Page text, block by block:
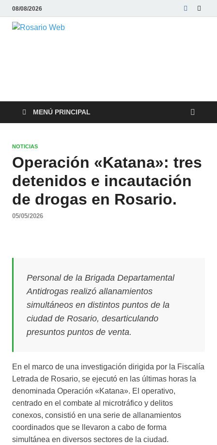
08/08/2026
MENÚ PRINCIPAL
NOTICIAS
Operación «Katana»: tres
detenidos e incautación
de drogas en Rosario.
05/05/2026
Personal de la Brigada Departamental
Antidrogas realizó allanamientos
simultáneos en distintos puntos de la
ciudad de Rosario, desarticulando
presuntos puntos de venta.
En el marco de una investigación dirigida por la Fiscalía
Letrada de Rosario, se ejecutó en las últimas horas la
denominada Operación «Katana». El operativo,
centrado en el combate al microtráfico y delitos
conexos, consistió en una serie de allanamientos
coordinados que se llevaron a cabo de forma
simultánea en diversos sectores de la ciudad.